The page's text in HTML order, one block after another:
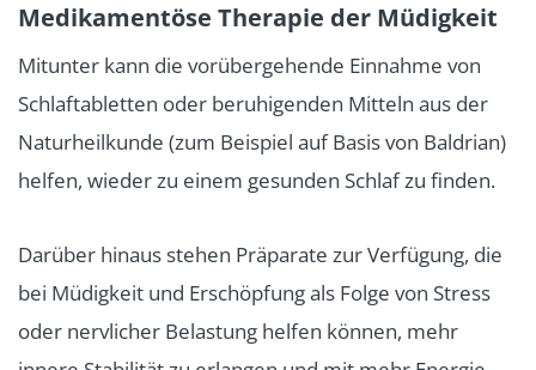
Medikamentöse Therapie der Müdigkeit
Mitunter kann die vorübergehende Einnahme von
Schlaftabletten oder beruhigenden Mitteln aus der
Naturheilkunde (zum Beispiel auf Basis von Baldrian)
helfen, wieder zu einem gesunden Schlaf zu finden.
Darüber hinaus stehen Präparate zur Verfügung, die
bei Müdigkeit und Erschöpfung als Folge von Stress
oder nervlicher Belastung helfen können, mehr